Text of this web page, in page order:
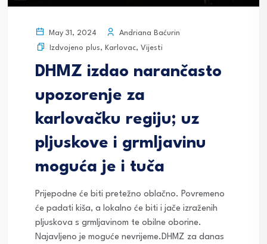
May 31, 2024
Andriana Baćurin
Izdvojeno plus, Karlovac, Vijesti
DHMZ izdao narančasto
upozorenje za
karlovačku regiju; uz
pljuskove i grmljavinu
moguća je i tuča
Prijepodne će biti pretežno oblačno. Povremeno
će padati kiša, a lokalno će biti i jače izraženih
pljuskova s grmljavinom te obilne oborine.
Najavljeno je moguće nevrijeme.DHMZ za danas